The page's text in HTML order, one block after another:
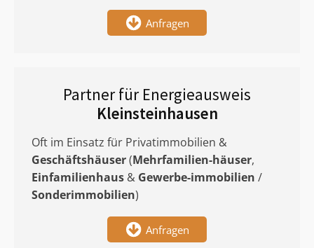
Anfragen
Partner für Energieausweis
Kleinsteinhausen
Oft im Einsatz für Privatimmobilien &
Geschäftshäuser(Mehrfamilien-häuser,
Einfamilienhaus & Gewerbe-immobilien /
Sonderimmobilien)
Anfragen